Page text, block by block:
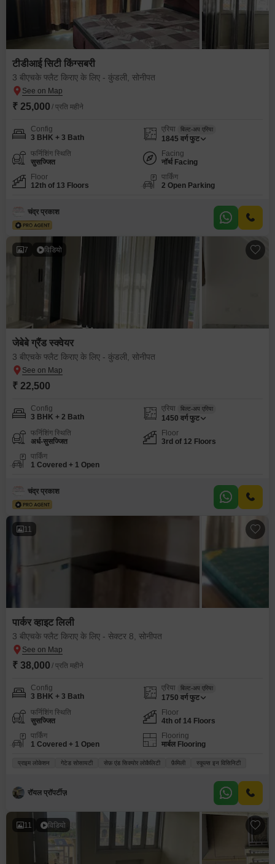
टीडीआई सिटी किंग्सबरी
3 बीएचके फ्लैट किराए के लिए - कुंडली, सोनीपत
₹ 25,000 / प्रति महीने
Config
3 BHK + 3 Bath
एरिया बिल्ट-अप एरिया
1845 वर्ग फुट
फर्निशिंग स्थिति
सुसज्जित
Facing
नॉर्थ Facing
Floor
12th of 13 Floors
पार्किंग
2 Open Parking
चंद्र प्रकाश
7 विडियो
जेबेबे ग्रैंड स्क्वेयर
3 बीएचके फ्लैट किराए के लिए - कुंडली, सोनीपत
₹ 22,500
Config
3 BHK + 2 Bath
एरिया बिल्ट-अप एरिया
1450 वर्ग फुट
फर्निशिंग स्थिति
अर्ध-सुसज्जित
Floor
3rd of 12 Floors
पार्किंग
1 Covered + 1 Open
चंद्र प्रकाश
11
पार्कर व्हाइट लिली
3 बीएचके फ्लैट किराए के लिए - सेक्टर 8, सोनीपत
₹ 38,000 / प्रति महीने
Config
3 BHK + 3 Bath
एरिया बिल्ट-अप एरिया
1750 वर्ग फुट
फर्निशिंग स्थिति
सुसज्जित
Floor
4th of 14 Floors
पार्किंग
1 Covered + 1 Open
Flooring
मार्बल Flooring
प्राइम लोकेशन गेटेड सोसायटी सेफ़ एंड सिक्योर लोकैलिटी फ़ैमिली स्कूल्स इन विसिनिटी
रॉयल प्रॉपर्टीज़
11 विडियो